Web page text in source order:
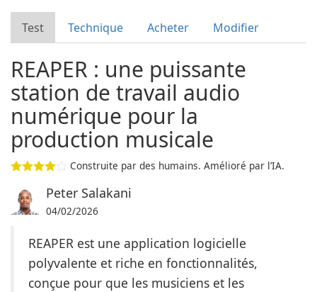
Test Technique Acheter Modifier
REAPER : une puissante
station de travail audio
numérique pour la
production musicale
Construite par des humains. Amélioré par l’IA.
Peter Salakani
04/02/2026
REAPER est une application logicielle
polyvalente et riche en fonctionnalités,
conçue pour que les musiciens et les